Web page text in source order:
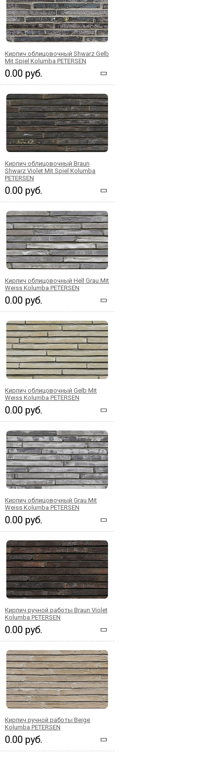
Кирпич облицовочный Shwarz Gelb
Mit Spiel Kolumba PETERSEN
0.00 руб.
Кирпич облицовочный Braun
Shwarz Violet Mit Spiel Kolumba
PETERSEN
0.00 руб.
Кирпич облицовочный Hell Grau Mit
Weiss Kolumba PETERSEN
0.00 руб.
Кирпич облицовочный Gelb Mit
Weiss Kolumba PETERSEN
0.00 руб.
Кирпич облицовочный Grau Mit
Weiss Kolumba PETERSEN
0.00 руб.
Кирпич ручной работы Braun Violet
Kolumba PETERSEN
0.00 руб.
Кирпич ручной работы Beige
Kolumba PETERSEN
0.00 руб.